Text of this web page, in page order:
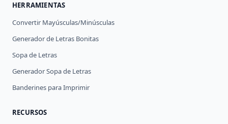
HERRAMIENTAS
Convertir Mayúsculas/Minúsculas
Generador de Letras Bonitas
Sopa de Letras
Generador Sopa de Letras
Banderines para Imprimir
RECURSOS